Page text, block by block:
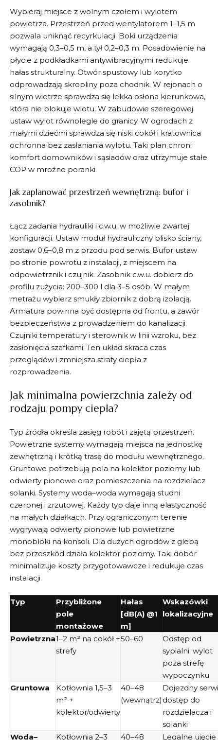
Wybieraj miejsce z wolnym czołem i wylotem
powietrza. Przestrzeń przed wentylatorem 1–1,5 m
pozwala uniknąć recyrkulacji. Boki urządzenia
wymagają 0,3–0,5 m, a tył 0,2–0,3 m. Posadowienie na
płycie z podkładkami antywibracyjnymi redukuje
hałas strukturalny. Otwór spustowy lub korytko
odprowadzają skropliny poza chodnik. W rejonach o
silnym wietrze sprawdza się lekka osłona kierunkowa,
która nie blokuje wlotu. W zabudowie szeregowej
ustaw wylot równolegle do granicy. W ogrodach z
małymi dziećmi sprawdza się niski cokół i kratownica
ochronna bez zasłaniania wylotu. Taki plan chroni
komfort domowników i sąsiadów oraz utrzymuje stałe
COP w mroźne poranki.
Jak zaplanować przestrzeń wewnętrzną: bufor i
zasobnik?
Łącz zadania hydrauliki i c.w.u. w możliwie zwartej
konfiguracji. Ustaw moduł hydrauliczny blisko ściany,
zostaw 0,6–0,8 m z przodu pod serwis. Bufor ustaw
po stronie powrotu z instalacji, z miejscem na
odpowietrznik i czujnik. Zasobnik c.w.u. dobierz do
profilu zużycia: 200–300 l dla 3–5 osób. W małym
metrażu wybierz smukły zbiornik z dobrą izolacją.
Armatura powinna być dostępna od frontu, a zawór
bezpieczeństwa z prowadzeniem do kanalizacji.
Czujniki temperatury i sterownik w linii wzroku, bez
zasłonięcia szafkami. Ten układ skraca czas
przeglądów i zmniejsza straty ciepła z
rozprowadzenia.
Jak minimalna powierzchnia zależy od
rodzaju pompy ciepła?
Typ źródła określa zasięg robót i zajętą przestrzeń.
Powietrzne systemy wymagają miejsca na jednostkę
zewnętrzną i krótką trasę do modułu wewnętrznego.
Gruntowe potrzebują pola na kolektor poziomy lub
odwierty pionowe oraz pomieszczenia na rozdzielacz
solanki. Systemy woda–woda wymagają studni
czerpnej i zrzutowej. Każdy typ daje inną elastyczność
na małych działkach. Przy ograniczonym terenie
wygrywają odwierty pionowe lub powietrzne
monobloki na konsoli. Dla dużych ogrodów z glebą
bez przeszkód działa kolektor poziomy. Taki dobór
minimalizuje koszty przygotowawcze i redukuje czas
instalacji.
Typ
Przybliżone
pole
montażowe
Hałas
[dB(A) @1
m]
Wskazówki
lokalizacyjne
Powietrzna1–2 m² na cokół +
strefy
50–60
Odstęp od
sypialni; wylot
poza strefę
wypoczynku
Gruntowa
Kotłownia 1,5–3
m² +
kolektor/odwierty
40–48
(wewnątrz)
Dojezdny
dostęp do
rozdzielacza i
solanki
Woda–
Kotłownia 2–3 40–48 Legalne ujęcie